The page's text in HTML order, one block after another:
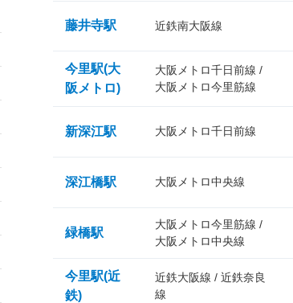
藤井寺駅 近鉄南大阪線
今里駅(大
阪メトロ)
大阪メトロ千日前線 /
大阪メトロ今里筋線
新深江駅 大阪メトロ千日前線
深江橋駅 大阪メトロ中央線
緑橋駅
大阪メトロ今里筋線 /
大阪メトロ中央線
今里駅(近
鉄)
近鉄大阪線 / 近鉄奈良
線